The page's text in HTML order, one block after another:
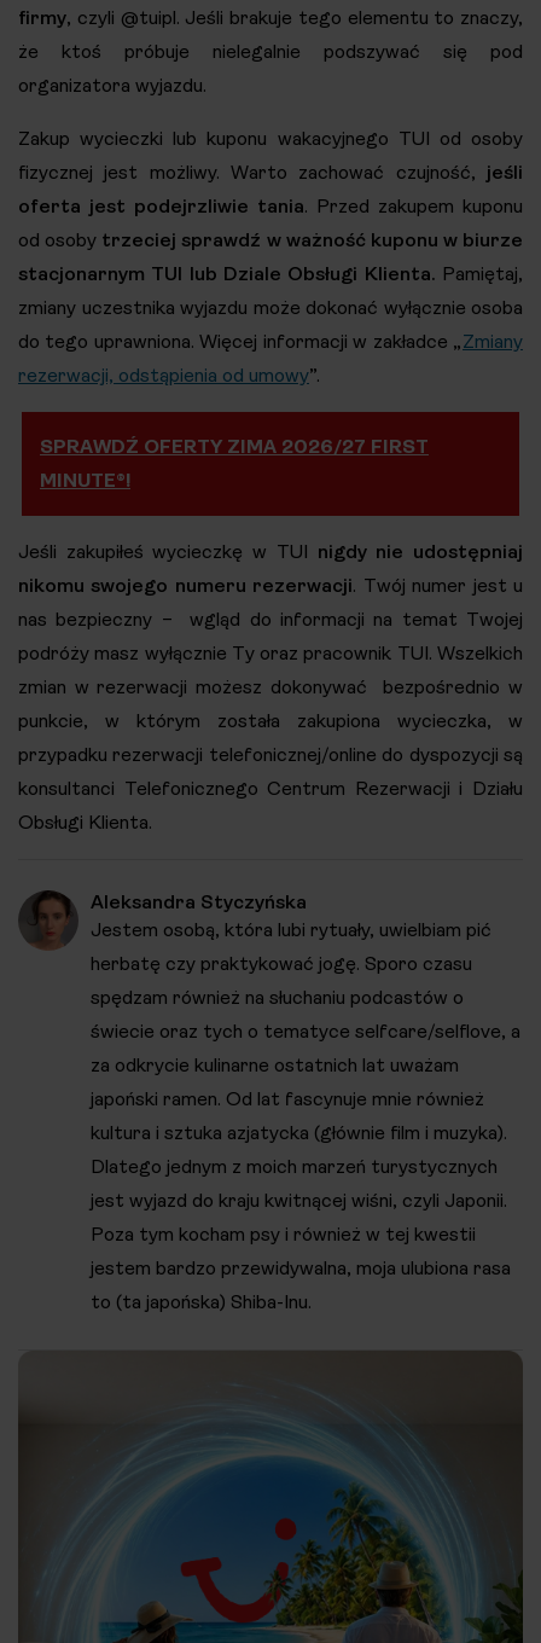
firmy, czyli @tuipl. Jeśli brakuje tego elementu to znaczy,
że ktoś próbuje nielegalnie podszywać się pod
organizatora wyjazdu.
Zakup wycieczki lub kuponu wakacyjnego TUI od osoby
fizycznej jest możliwy. Warto zachować czujność, jeśli
oferta jest podejrzliwie tania. Przed zakupem kuponu
od osoby trzeciej sprawdź w ważność kuponu w biurze
stacjonarnym TUI lub Dziale Obsługi Klienta. Pamiętaj,
zmiany uczestnika wyjazdu może dokonać wyłącznie osoba
do tego uprawniona. Więcej informacji w zakładce „Zmiany
rezerwacji, odstąpienia od umowy”.
SPRAWDŹ OFERTY ZIMA 2026/27 FIRST
MINUTE®!
Jeśli zakupiłeś wycieczkę w TUI nigdy nie udostępniaj
nikomu swojego numeru rezerwacji. Twój numer jest u
nas bezpieczny – wgląd do informacji na temat Twojej
podróży masz wyłącznie Ty oraz pracownik TUI. Wszelkich
zmian w rezerwacji możesz dokonywać bezpośrednio w
punkcie, w którym została zakupiona wycieczka, w
przypadku rezerwacji telefonicznej/online do dyspozycji są
konsultanci Telefonicznego Centrum Rezerwacji i Działu
Obsługi Klienta.
Aleksandra Styczyńska
Jestem osobą, która lubi rytuały, uwielbiam pić
herbatę czy praktykować jogę. Sporo czasu
spędzam również na słuchaniu podcastów o
świecie oraz tych o tematyce selfcare/selflove, a
za odkrycie kulinarne ostatnich lat uważam
japoński ramen. Od lat fascynuje mnie również
kultura i sztuka azjatycka (głównie film i muzyka).
Dlatego jednym z moich marzeń turystycznych
jest wyjazd do kraju kwitnącej wiśni, czyli Japonii.
Poza tym kocham psy i również w tej kwestii
jestem bardzo przewidywalna, moja ulubiona rasa
to (ta japońska) Shiba-Inu.